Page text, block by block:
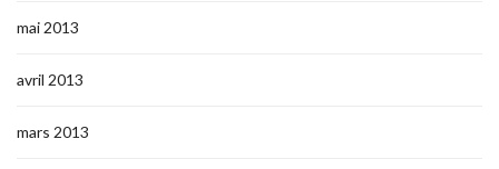
mai 2013
avril 2013
mars 2013